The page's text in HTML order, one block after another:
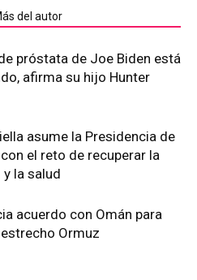
del autor
próstata de Joe Biden está
afirma su hijo Hunter
asume la Presidencia de
el reto de recuperar la
la salud
acuerdo con Omán para
Ormuz